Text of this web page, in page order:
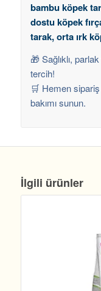
bambu köpek
dostu köpek
tarak, orta ırk
🎁 Sağlıklı,
tercih!
🛒 Hemen
bakımı sunun.
İlgili ürünler